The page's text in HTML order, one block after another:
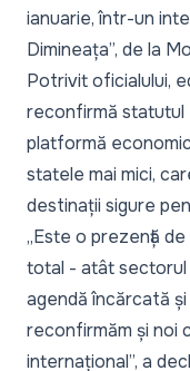
ianuarie, într-un
Dimineața”, de la
Potrivit oficialului,
reconfirmă statutul
platformă
statele mai mici,
destinații sigure
„Este o prezență
total - atât sectorul
agendă încărcată
reconfirmăm și noi
internațional”, a